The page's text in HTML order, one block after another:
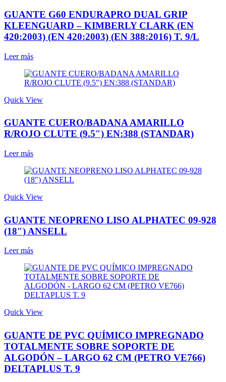
GUANTE G60 ENDURAPRO DUAL GRIP
KLEENGUARD – KIMBERLY CLARK (EN
420:2003) (EN 420:2003) (EN 388:2016) T. 9/L
Leer más
Quick View
GUANTE CUERO/BADANA AMARILLO
R/ROJO CLUTE (9.5″) EN:388 (STANDAR)
Leer más
Quick View
GUANTE NEOPRENO LISO ALPHATEC 09-928
(18″) ANSELL
Leer más
Quick View
GUANTE DE PVC QUÍMICO IMPREGNADO
TOTALMENTE SOBRE SOPORTE DE
ALGODÓN – LARGO 62 CM (PETRO VE766)
DELTAPLUS T. 9